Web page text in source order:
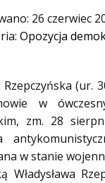
katyńskiej
w
Artyści
26 czerwiec
Opozycja
(ur.
w
zm. 28
w stanie
Władysława